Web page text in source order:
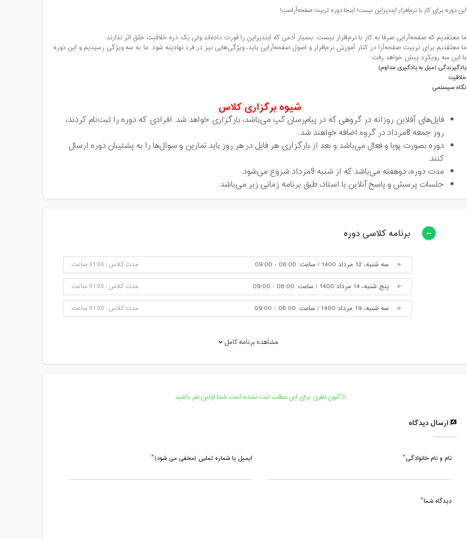
این دوره برای کار با نرم‌افزار ایندیزاین نیست! اینجا دوره تربیت صفحه‌آراست!
ما معتقدیم که صفحه‌آرایی صرفا به کار با نرم‌افزار نیست. بسیار آدمی که ایندیزاین را قورت داده‌اند ولی یک ذره خلاقیت خلق اثر ندارند.
ما معتقدیم برای تربیت صفحه‌‌آرا در کنار آموزش نرم‌افزار و اصول صفحه‌آرایی باید، ویژگی‌هایی نیز در فرد نهادینه شود. ما به سه ویژگی رسیدیم و این دوره
با این سه رویکرد پیش خواهد رفت:
یادگیرندگی (میل به یادگیری مداوم)
خلاقیت
نگاه سیستمی
شیوه برگزاری کلاس
فایل‌های آفلاین روزانه در گروهی که در پیام‌رسان گپ می‌باشد، بارگزاری خواهد شد. افرادی که دوره را ثبت‌نام کردند،
روز جمعه 8مرداد در گروه اضافه خواهند شد.
دوره بصورت پویا و فعال می‌باشد و بعد از بارگزاری هر فایل در هر روز باید تمارین و سوال‌ها را به پشتیبان دوره ارسال
کنند.
مدت دوره، دوهفته می‌باشد که از شنبه 9مرداد شروع می‌شود.
جلسات پرسش و پاسخ آنلاین با استاد، طبق برنامه زمانی زیر می‌باشد.
برنامه کلاسی دوره
سه شنبه، 12 مرداد 1400 / ساعت: 08:00 - 09:00 مدت کلاس : 01:00 ساعت
پنج شنبه، 14 مرداد 1400 / ساعت: 08:00 - 09:00 مدت کلاس : 01:00 ساعت
سه شنبه، 19 مرداد 1400 / ساعت: 08:00 - 09:00 مدت کلاس : 01:00 ساعت
مشاهده برنامه کامل
تا کنون نظری برای این مطلب ثبت نشده است.شما اولین نفر باشید.
ارسال دیدگاه
نام و نام خانوادگی ایمیل یا شماره تماس (مخفی می شود)
دیدگاه شما